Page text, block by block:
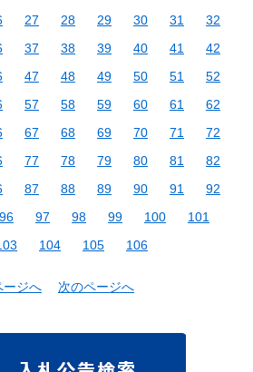
27 28 29 30 31
32
37 38 39 40 41
42
47 48 49 50 51
52
57 58 59 60 61
62
67 68 69 70 71
72
77 78 79 80 81
82
87 88 89 90 91
92
96 97 98 99 100
101
104 105 106
ージへ 次のページへ